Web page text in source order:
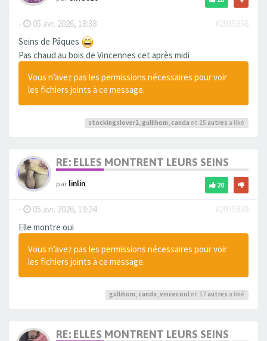
- 05 avr. 2026, 18:38
#2935836
Seins de Pâques
Pas chaud au bois de Vincennes cet après midi
Vous n’avez pas les permissions nécessaires pour voir
les fichiers joints à ce message.
stockingslover2 gullihom canda et 25 autres a liké
RE: ELLES MONTRENT LEURS SEINS
parlinlin 20
- 05 avr. 2026, 19:24
#2935839
Elle montre oui
Vous n’avez pas les permissions nécessaires pour voir
les fichiers joints à ce message.
gullihom, canda,vincecoolet 17 autres a liké
RE: ELLES MONTRENT LEURS SEINS